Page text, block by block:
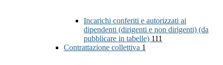
Incarichi conferiti e autorizzati ai
dipendenti (dirigenti e non dirigenti) (da
pubblicare in tabelle) 111
Contrattazione collettiva 1